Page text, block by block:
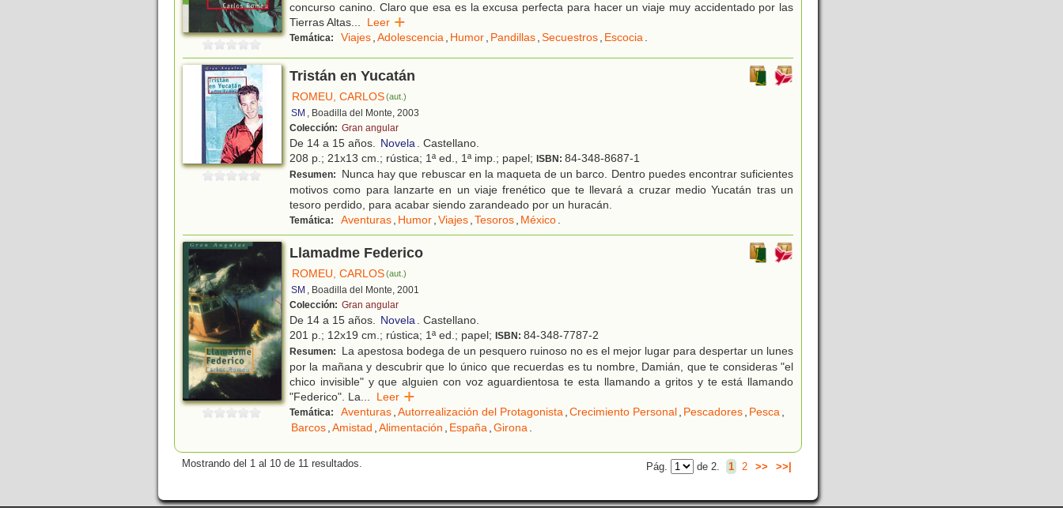
concurso canino. Claro que esa es la excusa perfecta para hacer un viaje muy accidentado por las
Tierras Altas... Leer
Temática: Viajes,Adolescencia, Humor, Pandillas,Secuestros, Escocia.
Tristán en Yucatán
ROMEU, CARLOS(aut.)
SM , Boadilla del Monte, 2003
Colección: Gran angular
De 14 a 15 años. Novela
. Castellano.
208 p.; 21x13 cm.; rústica; 1ª ed., 1ª imp.; papel; ISBN: 84-348-8687-1
Resumen:
Nunca hay que rebuscar en la maqueta de un barco. Dentro puedes encontrar suficientes
motivos como para lanzarte en un viaje frenético que te llevará a cruzar medio Yucatán tras un
tesoro perdido, para acabar siendo zarandeado por un huracán.
Temática: Aventuras Humor Viajes Tesoros México
Llamadme Federico
ROMEU, CARLOS(aut.)
SM , Boadilla del Monte, 2001
Colección: Gran angular
De 14 a 15 años. Novela
. Castellano.
201 p.; 12x19 cm.; rústica; 1ª ed.; papel; ISBN: 84-348-7787-2
Resumen:
La apestosa bodega de un pesquero ruinoso no es el mejor lugar para despertar un lunes
por la mañana y descubrir que lo único que recuerdas es tu nombre, Damián, que te consideras "el
chico invisible" y que alguien con voz aguardientosa te esta llamando a gritos y te está llamando
"Federico". La
Leer
Temática: Aventuras Autorrealización del Protagonista Crecimiento Personal Pescadores Pesca
Barcos Amistad Alimentación España Girona
Mostrando del 1 al 10 de 11 resultados. Pág. de 2. 1 2 >> >>|